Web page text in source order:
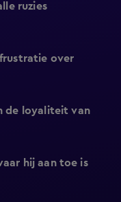
ruzies
over
de loyaliteit van
hij aan toe is